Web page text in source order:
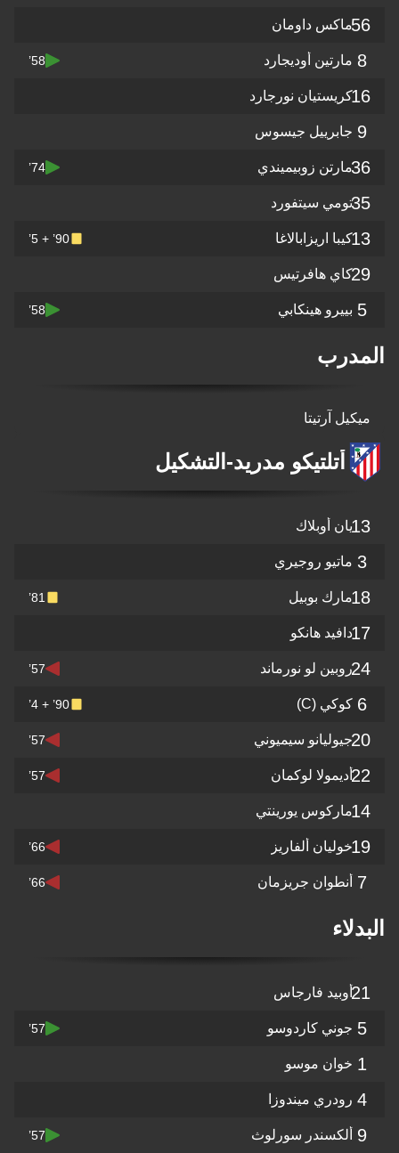
56ماكس داومان
8 مارتين أوديجارد 58’
16كريستيان نورجارد
9 جابرييل جيسوس
36مارتن زوبيميندي 74’
35تومي سيتفورد
13كيبا اريزابالاغا 90’ + 5’
29كاي هافرتيس
5 بييرو هينكابي 58’
المدرب
ميكيل آرتيتا
أتلتيكو مدريد- التشكيل
13يان أوبلاك
3 ماتيو روجيري
18مارك بوبيل 81’
17دافيد هانكو
24روبين لو نورماند 57’
6 كوكي (C)
90’ + 4’
20جيوليانو سيميوني 57’
22أديمولا لوكمان 57’
14ماركوس يورينتي
19خوليان ألفاريز 66’
7 أنطوان جريزمان 66’
البدلاء
21أوبيد فارجاس
5 جوني كاردوسو 57’
1 خوان موسو
4 رودري ميندوزا
9 ألكسندر سورلوث 57’